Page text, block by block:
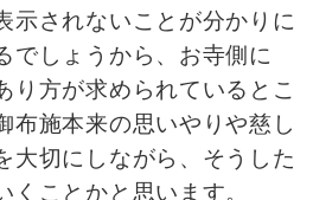
示されないことが分かりに
でしょうから、お寺側に
り方が求められているとこ
布施本来の思いやりや慈し
大切にしながら、そうした
くことかと思います。